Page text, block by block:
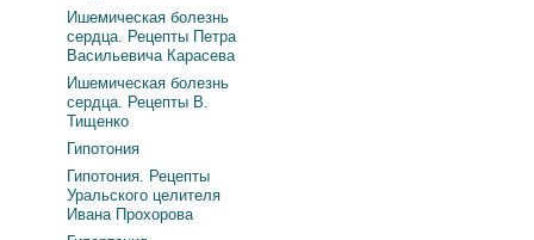
Ишемическая болезнь
сердца. Рецепты Петра
Васильевича Карасева
Ишемическая болезнь
сердца. Рецепты В.
Тищенко
Гипотония
Гипотония. Рецепты
Уральского целителя
Ивана Прохорова